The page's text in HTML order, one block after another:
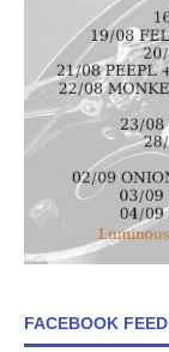
FACEBOOK FEED